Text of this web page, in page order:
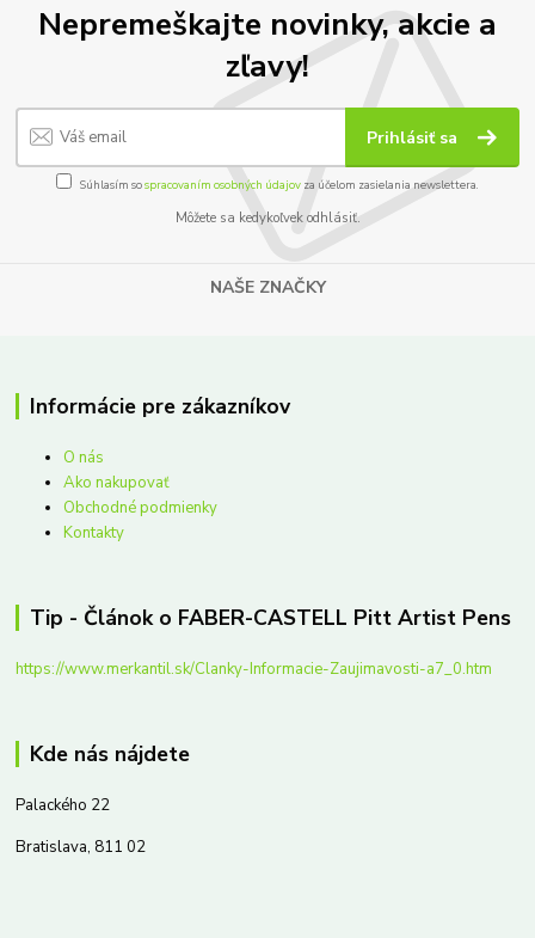
Nepremeškajte novinky, akcie a
zľavy!
Prihlásiť sa
Súhlasím sospracovaním osobných údajov za účelom zasielania newslettera.
Môžete sa kedykoľvek odhlásiť.
NAŠE ZNAČKY
Informácie pre zákazníkov
O nás
Ako nakupovať
Obchodné podmienky
Kontakty
Tip - Článok o FABER-CASTELL Pitt Artist Pens
https://www.merkantil.sk/Clanky-Informacie-Zaujimavosti-a7_0.htm
Kde nás nájdete
Palackého 22
Bratislava, 811 02